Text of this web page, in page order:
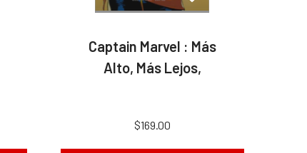
Captain Marvel : Más
Alto, Más Lejos,
$169.00